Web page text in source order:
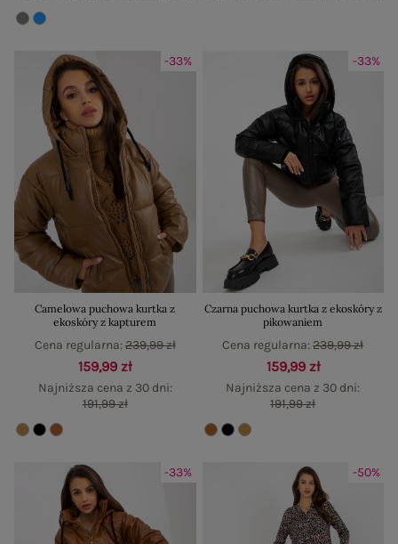
-33%
Camelowa puchowa kurtka z
ekoskóry z kapturem
159,99 zł
Najniższa cena z 30 dni:
191,99 zł
Cena regularna:239,99 zł
-33%
Czarna puchowa kurtka z ekoskóry z
pikowaniem
159,99 zł
Najniższa cena z 30 dni:
191,99 zł
Cena regularna:239,99 zł
-33% -50%